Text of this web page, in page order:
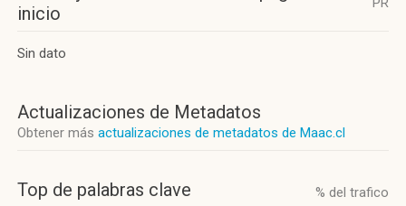
inicio
Sin dato
Actualizaciones de Metadatos
Obtener más actualizaciones de metadatos de Maac.cl
Top de palabras clave % del trafico